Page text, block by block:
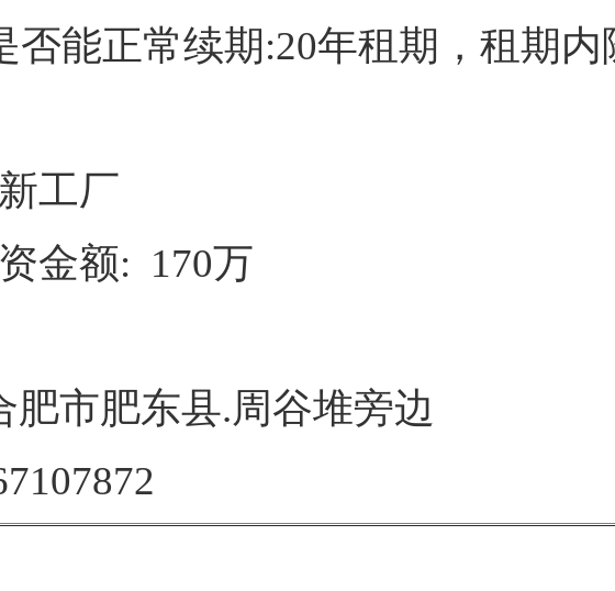
否能正常续期:20年租期，租期
工厂
金额: 170万
肥市肥东县.周谷堆旁边